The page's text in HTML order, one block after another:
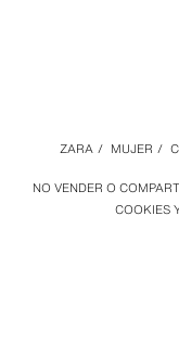
NO VENDER O
COOKIES
ZARA / MUJER /